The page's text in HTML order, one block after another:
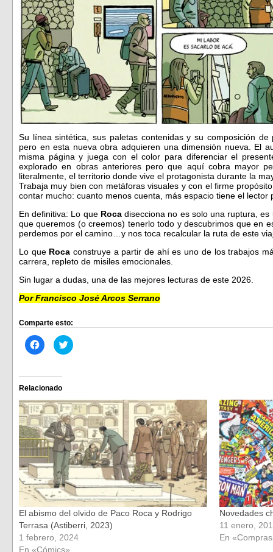
Su línea sintética, sus paletas contenidas y su composición
pero en esta nueva obra adquieren una dimensión nueva. El
misma página y juega con el color para diferenciar el
explorado en obras anteriores pero que aquí cobra mayor
literalmente, el territorio donde vive el protagonista durante la
Trabaja muy bien con metáforas visuales y con el firme
contar mucho: cuanto menos cuenta, más espacio tiene el lector
En definitiva: Lo que Rocadisecciona no es solo una ruptura,
que queremos (o creemos) tenerlo todo y descubrimos que en
perdemos por el camino…y nos toca recalcular la ruta de este
Lo que Rocaconstruye a partir de ahí es uno de los trabajos
carrera, repleto de misiles emocionales.
Sin lugar a dudas, una de las mejores lecturas de este 2026.
Por Francisco José Arcos Serrano
Comparte esto:
Haz
clic
Facebook
(Se
abre
en
una
ventana
nueva)
Haz
clic
en
una
ventana
nueva)
Relacionado
El abismo del olvido de Paco Roca y Rodrigo
Terrasa (Astiberri, 2023)
1 febrero, 2024
En «Cómics»
Novedades
11 enero,
En